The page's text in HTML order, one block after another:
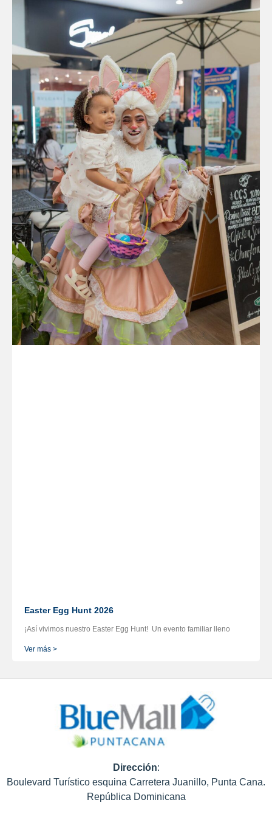
Easter Egg Hunt 2026
¡Así vivimos nuestro Easter Egg Hunt! Un evento familiar lleno
Ver más >
Dirección:
Boulevard Turístico esquina Carretera Juanillo, Punta Cana.
República Dominicana